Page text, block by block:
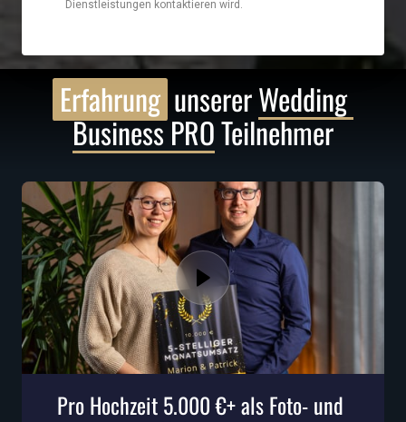
Erfahrung unserer Wedding
Business PRO Teilnehmer‍
Mehr ganztagsreportagen statt